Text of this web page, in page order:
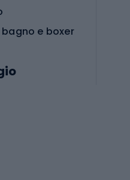
e boxer